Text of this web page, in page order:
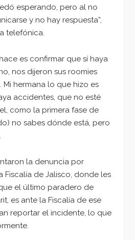
esperando, pero al no
y no hay respuesta”,
telefónica.
es confirmar que sí haya
nos dijeron sus roomies
Mi hermana lo que hizo es
accidentes, que no esté
como la primera fase de
no sabes dónde está, pero
la denuncia por
Fiscalía de Jalisco, donde les
el último paradero de
es ante la Fiscalía de ese
reportar el incidente, lo que